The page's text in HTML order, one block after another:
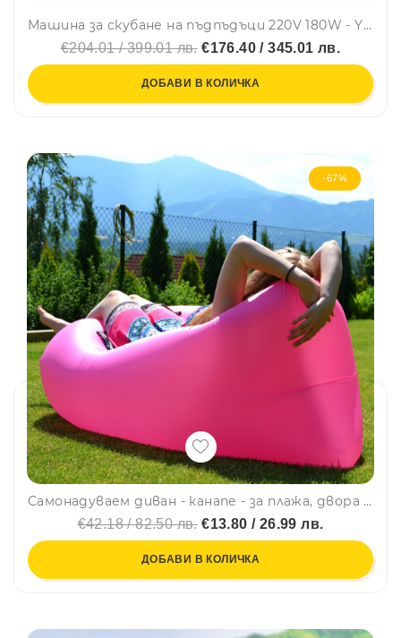
Машина за скубане на пъдпъдъци 220V 180W - YSSTM-30
€204.01 / 399.01 лв.€176.40 / 345.01 лв.
ДОБАВИ В КОЛИЧКА
-67%
Самонадуваем диван - канапе - за плажа, двора или у дома дава комфорт и релакс
€42.18 / 82.50 лв.€13.80 / 26.99 лв.
ДОБАВИ В КОЛИЧКА